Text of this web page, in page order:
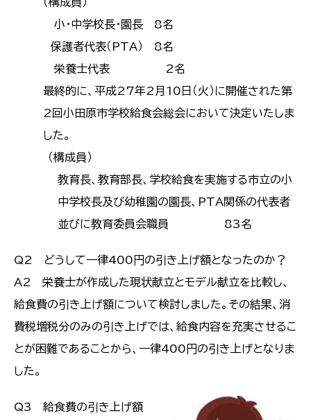
（構成員）
小・中学校長・園長 8名
保護者代表（PTA） 8名
栄養士代表 2名
最終的に、平成27年2月10日（火）に開催された第
2回小田原市学校給食会総会において決定いたしま
した。
（構成員）
教育長、教育部長、学校給食を実施する市立の小
中学校長及び幼稚園の園長、PTA関係の代表者
並びに教育委員会職員 83名
Q2 どうして一律400円の引き上げ額となったのか？
A2 栄養士が作成した現状献立とモデル献立を比較し、
給食費の引き上げ額について検討しました。その結果、消
費税増税分のみの引き上げでは、給食内容を充実させるこ
とが困難であることから、一律400円の引き上げとなりま
した。
Q3 給食費の引き上げ額